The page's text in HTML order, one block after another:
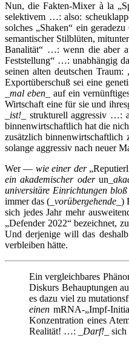
Nun, die Fakten-Mixer à la
selektivem …: also:
solches „Shaken“ ein
semantischer Stilblüten,
Banalität“ …: wenn die aber
Feststellung“ …: unabhängig
seinen alten deutschen
Exportüberschuß sei eine
mal eben_ auf ein
Wirtschaft eine für sie und
ist! _ strukturell aggressiv …:
binnenwirtschaftlich hat die
zusätzlich binnenwirtschaftlich
solange aggressiv nach neuer
Wer — wie einer der
ein akademischer oder un
universitäre Einrichtungen
immer das (_vorübergehende
sich jedes Jahr mehr
„Defender 2022“ bezeichnet,
Und derjenige will das
verbleiben hätte.
Ein vergleichbares
Diskurs Behauptungen
es dazu viel zu
einen mRNA-„Impf-
Konzentration eines
Realität! …: _ Darf! _